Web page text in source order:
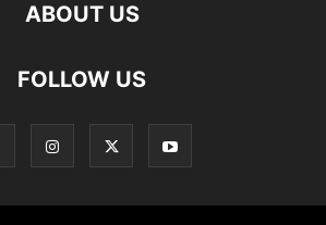
ABOUT US
FOLLOW US